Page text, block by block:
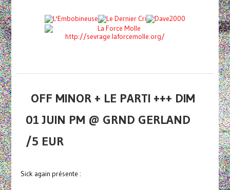
http://sevrage.laforcemolle.org/
OFF MINOR + LE PARTI +++ DIM
01 JUIN PM @ GRND GERLAND
/5 EUR
Sick again présente :